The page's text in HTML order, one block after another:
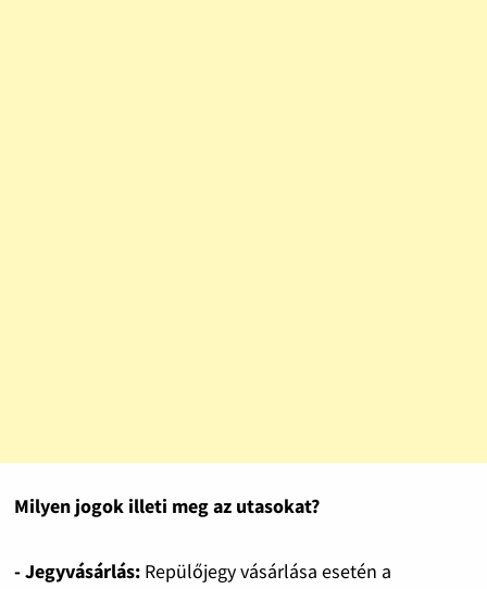
Milyen jogok illeti meg az utasokat?
- Jegyvásárlás:Repülőjegy vásárlása esetén a